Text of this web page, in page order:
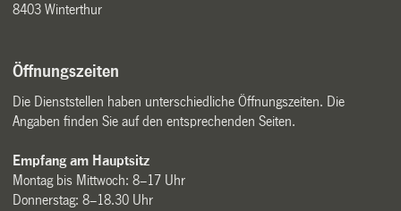
8403 Winterthur
Öffnungszeiten
Die Dienststellen haben unterschiedliche Öffnungszeiten. Die
Angaben finden Sie auf den entsprechenden Seiten.
Empfang am Hauptsitz
Montag bis Mittwoch: 8–17 Uhr
Donnerstag: 8–18.30 Uhr